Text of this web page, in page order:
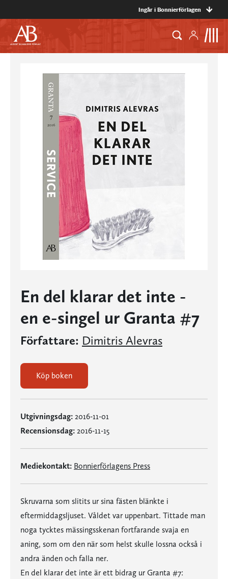
Ingår i Bonnierförlagen
En del klarar det inte -
en e-singel ur Granta #7
Författare: Dimitris Alevras
Köp boken
Utgivningsdag: 2016-11-01
Recensionsdag: 2016-11-15
Mediekontakt: Bonnierförlagens Press
Skruvarna som slitits ur sina fästen blänkte i
eftermiddagsljuset. Våldet var uppenbart. Tittade man
noga tycktes mässingsskenan fortfarande svaja en
aning, som om den när som helst skulle lossna också i
andra änden och falla ner.
En del klarar det inte är ett bidrag ur Granta #7: